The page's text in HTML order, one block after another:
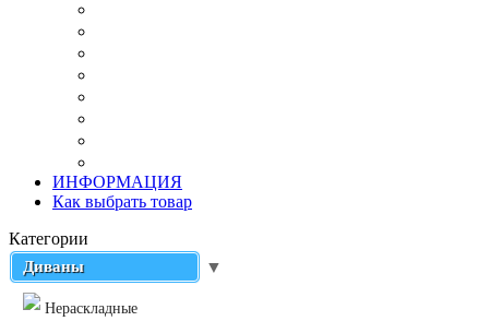
ИНФОРМАЦИЯ
Как выбрать товар
Категории
Диваны ▼
Нераскладные